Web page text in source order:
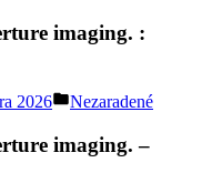
imaging. :
2026
Posted
Nezaradené
imaging. –